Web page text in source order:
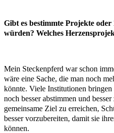
Gibt es bestimmte Projekte
würden? Welches
Mein Steckenpferd war schon
wäre eine Sache, die man noch
könnte. Viele Institutionen bringen
noch besser abstimmen und
gemeinsame Ziel zu erreichen,
besser vorzubereiten, damit sie
können.